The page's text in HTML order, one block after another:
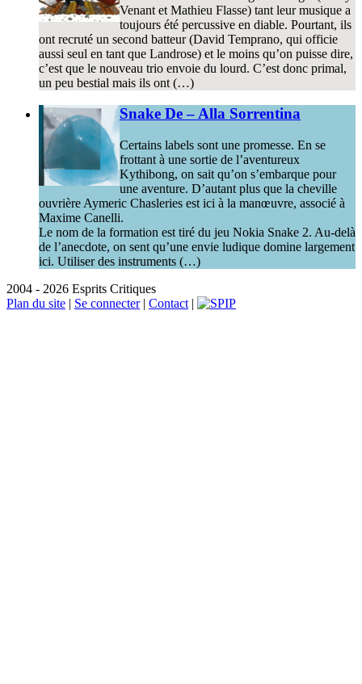
Venant et Mathieu Flasse) tant leur musique a
toujours été percussive en diable. Pourtant, ils
ont recruté un second batteur (David Temprano, qui officie
aussi seul en tant que Landrose) et le moins qu’on puisse dire,
c’est que le nouveau trio envoie du lourd. C’est donc primal,
un peu bestial mais ils ont (…)
Snake De – Alla Sorrentina
Certains labels sont une promesse. En se
frottant à une sortie de l’aventureux
Kythibong, on sait qu’on s’embarque pour
une aventure. D’autant plus que la cheville
ouvrière Aymeric Chasleries est ici à la manœuvre, associé à
Maxime Canelli.
Le nom de la formation est tiré du jeu Nokia Snake 2. Au-delà
de l’anecdote, on sent qu’une envie ludique domine largement
ici. Utiliser des instruments (…)
2004 - 2026 Esprits Critiques
Plan du site | Se connecter| Contact |